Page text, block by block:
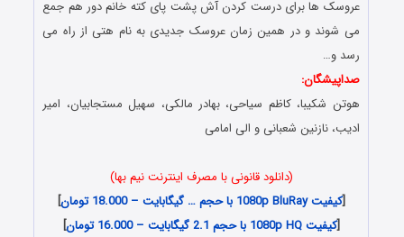
عروسک ها برای درست کردن آش پشت پای کته خانم دور هم جمع
می شوند و در همین زمان عروسک جدیدی به نام هتی از راه می
رسد و…
صداپیشگان:
هوتن شکیبا، کاظم سیاحى، بهادر مالکى، سهیل مستجابیان، امیر
ادیب، نازنین شعبانى و الی امامی
(دانلود قانونی با مصرف اینترنت نیم بها)
[کیفیت 1080p BluRay با حجم … گیگابایت – 18.000 تومان
]
[کیفیت 1080p HQ با حجم 2.1 گیگابایت – 16.000 تومان
]